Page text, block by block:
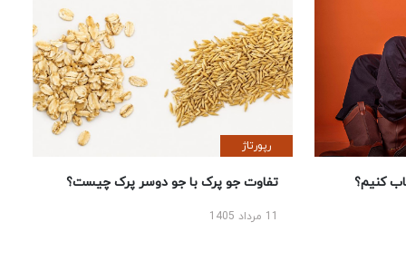
کنیم؟
رپورتاژ
تفاوت جو پرک با جو دوسر پرک چیست؟